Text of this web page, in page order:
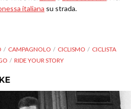
italiana su strada.
CAMPAGNOLO CICLISMO
CICLISTA
RIDE YOUR STORY